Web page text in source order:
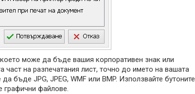
може да бъде вашия корпоративен знак или
на разпечатания лист, точно до името на вашата
бъде JPG, JPEG, WMF или BMP. Използвайте бутоните
графични файлове.